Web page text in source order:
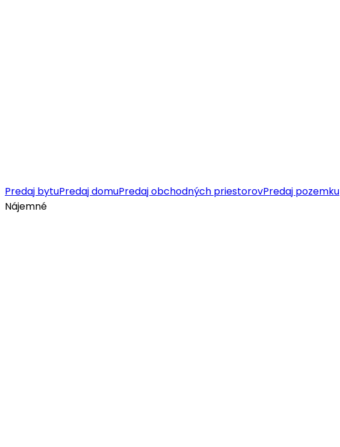
Predaj bytuPredaj domuPredaj obchodných priestorovPredaj pozemku
Nájemné